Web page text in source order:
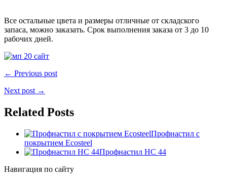
Все остальные цвета и размеры отличные от складского
запаса, можно заказать. Срок выполнения заказа от 3 до 10
рабочих дней.
← Previous post
Next post →
Related Posts
Профнастил с
покрытием Ecosteel
Профнастил НС 44
Навигация по сайту